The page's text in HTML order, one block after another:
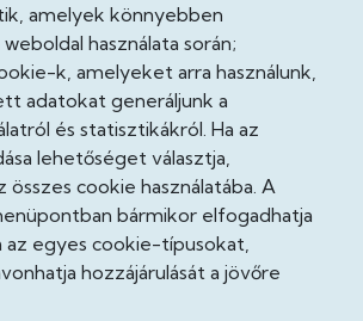
amelyek könnyebben
használata során;
k, amelyeket arra használunk,
adatokat generáljunk a
és statisztikákról. Ha az
lehetőséget választja,
cookie használatába. A
bármikor elfogadhatja
az egyes cookie-típusokat,
hozzájárulását a jövőre
Adatvédelmi tisztviselő
nyilatkozat
Cooekie szabályzat
Felhasználási feltételek
Impresszum
Jogi nyilatkozatok